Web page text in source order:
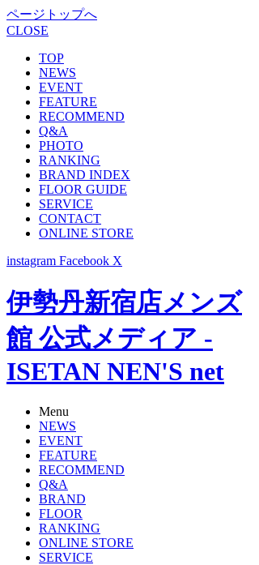
ページトップへ
CLOSE
TOP
NEWS
EVENT
FEATURE
RECOMMEND
Q&A
PHOTO
RANKING
BRAND INDEX
FLOOR GUIDE
SERVICE
CONTACT
ONLINE STORE
instagram Facebook X
伊勢丹新宿店メンズ
館 公式メディア -
ISETAN NEN'S net
Menu
NEWS
EVENT
FEATURE
RECOMMEND
Q&A
BRAND
FLOOR
RANKING
ONLINE STORE
SERVICE